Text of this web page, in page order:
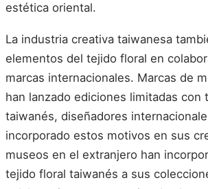
estética oriental.
La industria creativa taiwanesa
elementos del tejido floral en
marcas internacionales. Marcas de
han lanzado ediciones limitadas con
taiwanés, diseñadores
incorporado estos motivos en sus
museos en el extranjero han
tejido floral taiwanés a sus